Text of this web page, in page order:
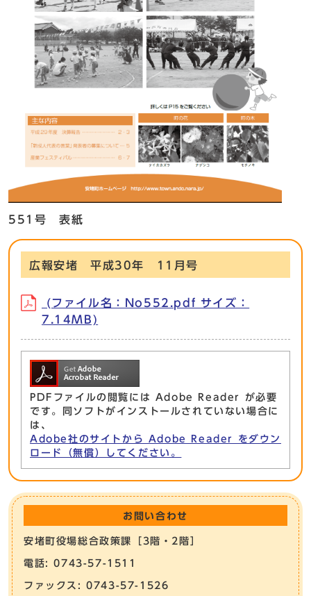
551号 表紙
広報安堵 平成30年 11月号
(ファイル名：No552.pdf サイズ：
7.14MB)
PDFファイルの閲覧には Adobe Reader が必要
です。同ソフトがインストールされていない場合に
は、
Adobe社のサイトから Adobe Reader をダウン
ロード（無償）してください。
お問い合わせ
安堵町役場総合政策課［3階・2階］
電話: 0743-57-1511
ファックス: 0743-57-1526